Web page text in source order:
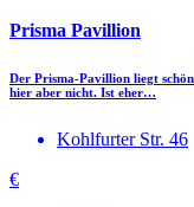
Prisma Pavillion
Der Prisma-Pavillion liegt
hier aber nicht. Ist eher…
Kohlfurter Str. 46
€